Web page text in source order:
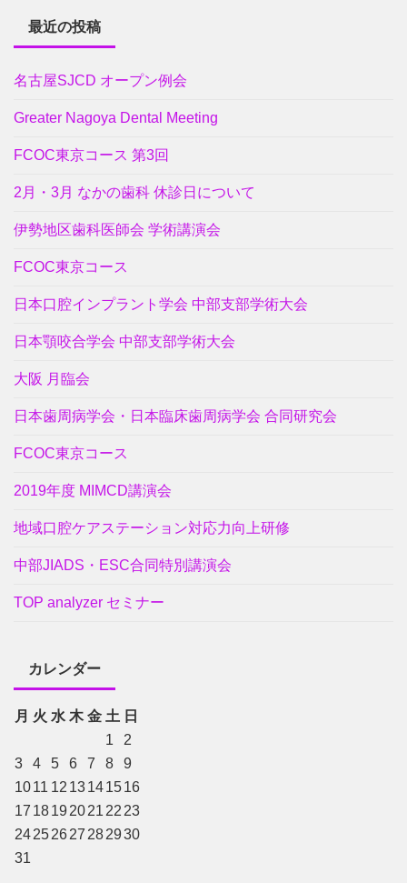
最近の投稿
名古屋SJCD オープン例会
Greater Nagoya Dental Meeting
FCOC東京コース 第3回
2月・3月 なかの歯科 休診日について
伊勢地区歯科医師会 学術講演会
FCOC東京コース
日本口腔インプラント学会 中部支部学術大会
日本顎咬合学会 中部支部学術大会
大阪 月臨会
日本歯周病学会・日本臨床歯周病学会 合同研究会
FCOC東京コース
2019年度 MIMCD講演会
地域口腔ケアステーション対応力向上研修
中部JIADS・ESC合同特別講演会
TOP analyzer セミナー
カレンダー
月 火 水 木 金 土 日
1
2
3
4 5 6 7 8
9
1011 12 13141516
17 18192021 22 23
24252627 282930
31